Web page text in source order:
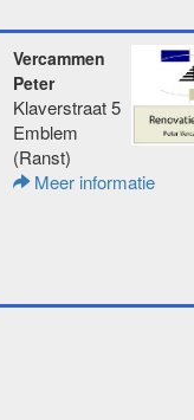
Vercammen
Peter
Klaverstraat 5
Emblem
(Ranst)
Meer informatie